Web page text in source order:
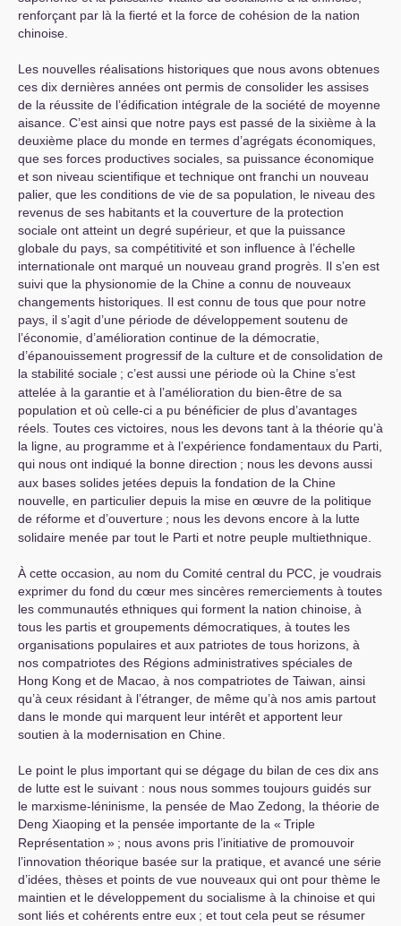
renforçant par là la fierté et la force de cohésion de la nation
chinoise.
Les nouvelles réalisations historiques que nous avons obtenues
ces dix dernières années ont permis de consolider les assises
de la réussite de l’édification intégrale de la société de moyenne
aisance. C’est ainsi que notre pays est passé de la sixième à la
deuxième place du monde en termes d’agrégats économiques,
que ses forces productives sociales, sa puissance économique
et son niveau scientifique et technique ont franchi un nouveau
palier, que les conditions de vie de sa population, le niveau des
revenus de ses habitants et la couverture de la protection
sociale ont atteint un degré supérieur, et que la puissance
globale du pays, sa compétitivité et son influence à l’échelle
internationale ont marqué un nouveau grand progrès. Il s’en est
suivi que la physionomie de la Chine a connu de nouveaux
changements historiques. Il est connu de tous que pour notre
pays, il s’agit d’une période de développement soutenu de
l’économie, d’amélioration continue de la démocratie,
d’épanouissement progressif de la culture et de consolidation de
la stabilité sociale ; c’est aussi une période où la Chine s’est
attelée à la garantie et à l’amélioration du bien-être de sa
population et où celle-ci a pu bénéficier de plus d’avantages
réels. Toutes ces victoires, nous les devons tant à la théorie qu’à
la ligne, au programme et à l’expérience fondamentaux du Parti,
qui nous ont indiqué la bonne direction ; nous les devons aussi
aux bases solides jetées depuis la fondation de la Chine
nouvelle, en particulier depuis la mise en œuvre de la politique
de réforme et d’ouverture ; nous les devons encore à la lutte
solidaire menée par tout le Parti et notre peuple multiethnique.
À cette occasion, au nom du Comité central du PCC , je voudrais
exprimer du fond du cœur mes sincères remerciements à toutes
les communautés ethniques qui forment la nation chinoise, à
tous les partis et groupements démocratiques, à toutes les
organisations populaires et aux patriotes de tous horizons, à
nos compatriotes des Régions administratives spéciales de
Hong Kong et de Macao, à nos compatriotes de Taiwan, ainsi
qu’à ceux résidant à l’étranger, de même qu’à nos amis partout
dans le monde qui marquent leur intérêt et apportent leur
soutien à la modernisation en Chine.
Le point le plus important qui se dégage du bilan de ces dix ans
de lutte est le suivant : nous nous sommes toujours guidés sur
le marxisme-léninisme, la pensée de Mao Zedong, la théorie de
Deng Xiaoping et la pensée importante de la « Triple
Représentation » ; nous avons pris l’initiative de promouvoir
l’innovation théorique basée sur la pratique, et avancé une série
d’idées, thèses et points de vue nouveaux qui ont pour thème le
maintien et le développement du socialisme à la chinoise et qui
sont liés et cohérents entre eux ; et tout cela peut se résumer